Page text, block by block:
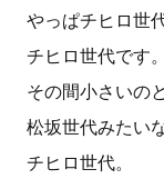
やっぱチヒロ世
チヒロ世代です。
その間小さいのと
松坂世代みたいな
チヒロ世代。